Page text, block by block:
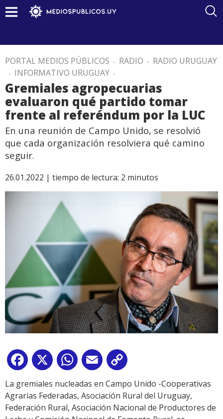
PORTAL MEDIOS PÚBLICOS . RADIO . RADIO URUGUAY
. INFORMATIVO URUGUAY .
Gremiales agropecuarias
evaluaron qué partido tomar
frente al referéndum por la LUC
En una reunión de Campo Unido, se resolvió
que cada organización resolviera qué camino
seguir.
26.01.2022 | tiempo de lectura: 2 minutos
Facebook
X WhatsApp
Email
Link
La gremiales nucleadas en Campo Unido -Cooperativas
Agrarias Federadas, Asociación Rural del Uruguay,
Federación Rural, Asociación Nacional de Productores de